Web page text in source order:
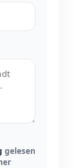
gelesen